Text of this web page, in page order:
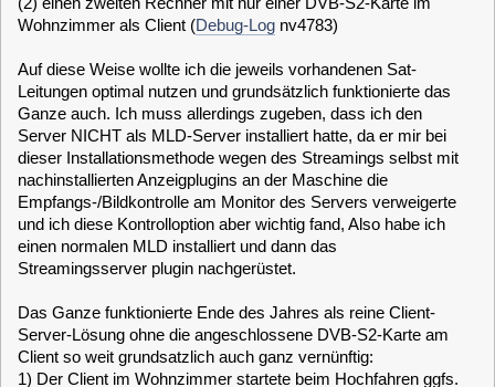
Ganze auch. Ich muss allerdings zugeben, dass ich den
Server NICHT als MLD-Server installiert hatte, da er mir bei
nachinstallierten Anzeigplugins an der Maschine die
Empfangs-/Bildkontrolle am Monitor des Servers verweigerte
und ich diese Kontrolloption aber wichtig fand, Also habe ich
einen normalen MLD installiert und dann das
Streamingsserver plugin nachgerüstet.
Das Ganze funktionierte Ende des Jahres als reine Client-
Server-Lösung ohne die angeschlossene DVB-S2-Karte am
Client so weit grundsatzlich auch ganz vernünftig:
1) Der Client im Wohnzimmer startete beim Hochfahren ggfs.
den Server im Büro und sieht durch entsprechenden Mount
die Aufnahmen des Servers im Subverzeichnis data\tv\server
2 ) Der Client sieht die Timer des Servers und kann
Aufnahmen lokal oder auf dem Server programmieren.
So weit, so gewollt.
Aber als ich nach der Abschaltung des Alt-VDR die nun freie